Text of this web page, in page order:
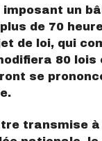
un
de 70
de loi, qui
80 lois
se
transmise